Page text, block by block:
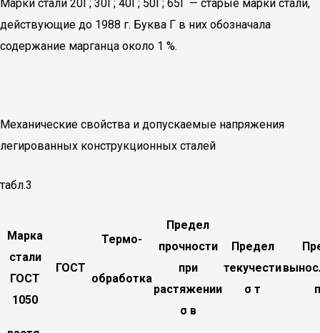
Марки стали 20Г; 30Г; 40Г; 50Г; 65Г — старые марки стали,
действующие до 1988 г. Буква Г в них обозначала
содержание марганца около 1 %.
Механические свойства и допускаемые напряжения
легированных конструкционных сталей
табл.3
Марка
стали
ГОСТ
1050
ГОСТ
Термо-
обработка
Предел
прочности
при
растяжении
σ в
Предел
текучести
σ т